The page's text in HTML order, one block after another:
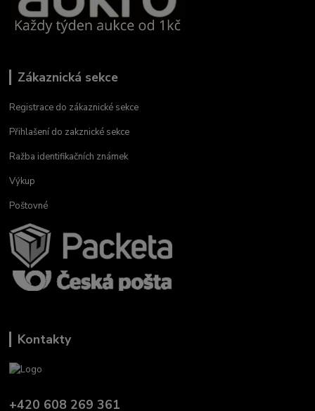
Zákaznická sekce
Registrace do zákaznické sekce
Přihlašení do zakznické sekce
Ražba identifikačních známek
Výkup
Poštovné
Kontakty
+420 608 269 361